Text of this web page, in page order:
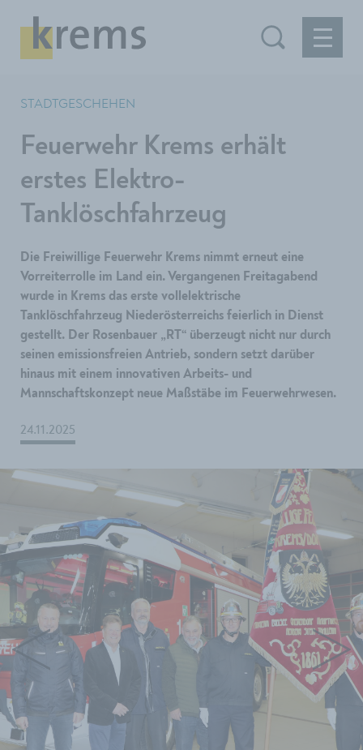
STADTGESCHEHEN
Feuerwehr Krems erhält
erstes Elektro-
Tanklöschfahrzeug
Die Freiwillige Feuerwehr Krems nimmt erneut eine
Vorreiterrolle im Land ein. Vergangenen Freitagabend
wurde in Krems das erste vollelektrische
Tanklöschfahrzeug Niederösterreichs feierlich in Dienst
gestellt. Der Rosenbauer „RT“ überzeugt nicht nur durch
seinen emissionsfreien Antrieb, sondern setzt darüber
hinaus mit einem innovativen Arbeits- und
Mannschaftskonzept neue Maßstäbe im Feuerwehrwesen.
24.11.2025